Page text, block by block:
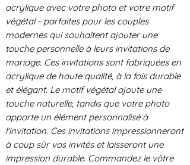
acrylique avec votre photo et votre motif
végétal - parfaites pour les couples
modernes qui souhaitent ajouter une
touche personnelle à leurs invitations de
mariage. Ces invitations sont fabriquées en
acrylique de haute qualité, à la fois durable
et élégant. Le motif végétal ajoute une
touche naturelle, tandis que votre photo
apporte un élément personnalisé à
l'invitation. Ces invitations impressionneront
à coup sûr vos invités et laisseront une
impression durable. Commandez le vôtre